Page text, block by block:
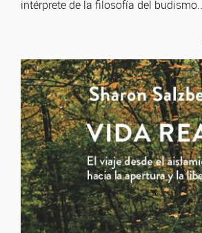
intérprete de la filosofía del